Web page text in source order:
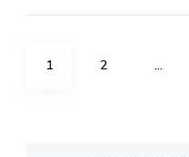
Paginasi
HALAMAN
1 HALAMAN
2 …